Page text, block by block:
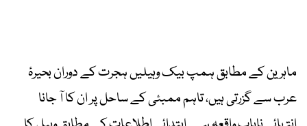
ماہرین کے مطابق ہمپ بیک وہیلیں ہجرت کے دوران بحیرۂ
عرب سے گزرتی ہیں، تاہم ممبئی کے ساحل پر ان کا آ جانا